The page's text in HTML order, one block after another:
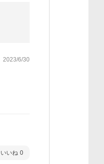
2023/6/30
いいね 0